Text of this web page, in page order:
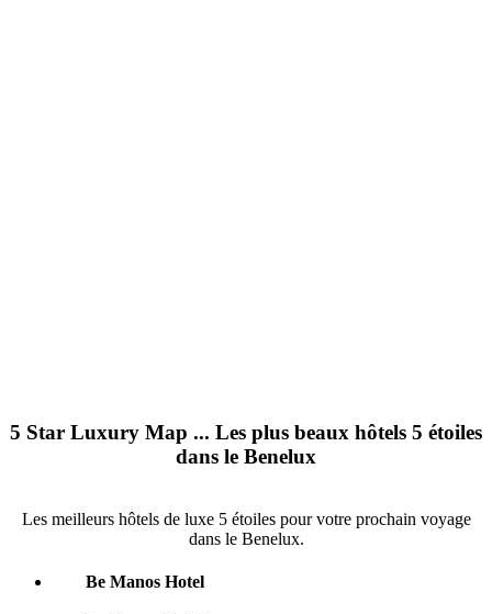
5 Star Luxury Map ... Les plus beaux hôtels 5 étoiles
dans le Benelux
Les meilleurs hôtels de luxe 5 étoiles pour votre prochain voyage
dans le Benelux.
Be Manos Hotel